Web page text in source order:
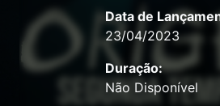
Data de
23/04/2023
Duração:
Não Disponível